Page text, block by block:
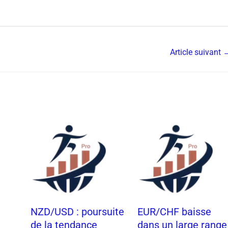
Article suivant
NZD/USD : poursuite
de la tendance
EUR/CHF baisse
dans un large range